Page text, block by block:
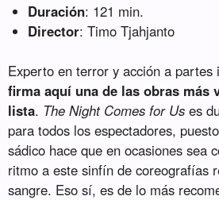
Duración: 121 min.
Director: Timo Tjahjanto
Experto en terror y acción a
firma aquí una de las obras más
lista. The Night Comes for Us es
para todos los espectadores,
sádico hace que en ocasiones sea
ritmo a este sinfín de coreografías
sangre. Eso sí, es de lo más